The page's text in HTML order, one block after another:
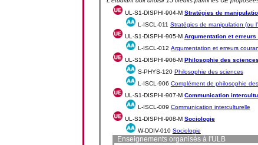
UL-S1-DISPHI-904-M Stratégies de
L-ISCL-011 Stratégies de manipulation (ou
UL-S1-DISPHI-905-M Argumentation et
L-ISCL-012 Argumentation et erreurs
UL-S1-DISPHI-906-M Philosophie des sciences
S-PHYS-120 Philosophie des sciences
L-ISCL-906 Complément de philosophie
UL-S1-DISPHI-907-M Communication
L-ISCL-009 Communication interculturelle
UL-S1-DISPHI-908-M Sociologie
W-DDIV-010 Sociologie
Enseignements organisés à l'ULB